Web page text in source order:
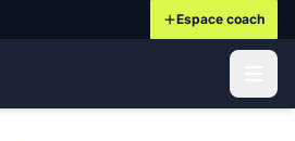
Espace coach